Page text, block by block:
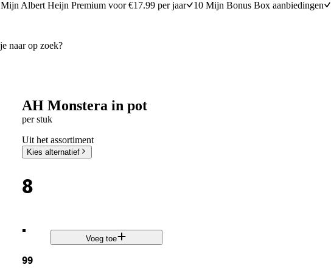
Mijn Albert Heijn Premium voor €17.99 per jaar 10 Mijn Bonus Box aanbiedingen
AH Monstera in pot
per stuk
Uit het assortiment
Kies alternatief
8
.
99
Voeg toe